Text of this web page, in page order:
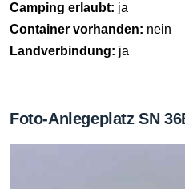
Camping erlaubt: ja
Container vorhanden: nein
Landverbindung: ja
Foto-Anlegeplatz SN